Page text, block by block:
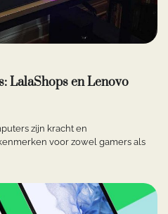
LalaShops en Lenovo
zijn kracht en
voor zowel gamers als